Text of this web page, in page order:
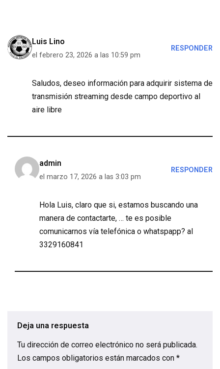
Luis Lino
el febrero 23, 2026 a las 10:59 pm
RESPONDER
Saludos, deseo información para adquirir sistema de
transmisión streaming desde campo deportivo al
aire libre
admin
el marzo 17, 2026 a las 3:03 pm
RESPONDER
Hola Luis, claro que si, estamos buscando una
manera de contactarte, … te es posible
comunicarnos vía telefónica o whatspapp? al
3329160841
Deja una respuesta
Tu dirección de correo electrónico no será publicada.
Los campos obligatorios están marcados con *